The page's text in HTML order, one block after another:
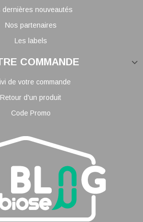
dernières nouveautés
Nos partenaires
Les labels
COMMANDE
de votre commande
Retour d'un produit
Code Promo